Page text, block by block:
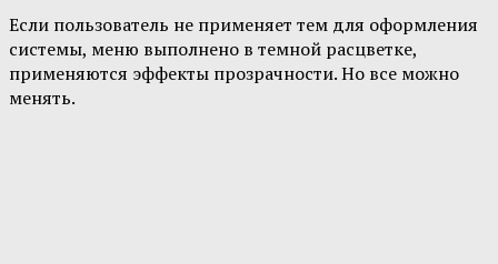
Если пользователь не применяет тем для оформления
системы, меню выполнено в темной расцветке,
применяются эффекты прозрачности. Но все можно
менять.